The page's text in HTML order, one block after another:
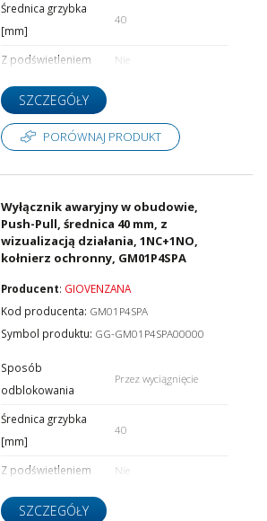
Średnica grzybka
[mm]
40
Z podświetleniem Nie
SZCZEGÓŁY
PORÓWNAJ PRODUKT
Wyłącznik awaryjny w obudowie,
Push-Pull, średnica 40 mm, z
wizualizacją działania, 1NC+1NO,
kołnierz ochronny, GM01P4SPA
Producent: GIOVENZANA
Kod producenta: GM01P4SPA
Symbol produktu: GG-GM01P4SPA00000
Sposób
odblokowania
Przez wyciągnięcie
Średnica grzybka
[mm]
40
Z podświetleniem Nie
SZCZEGÓŁY